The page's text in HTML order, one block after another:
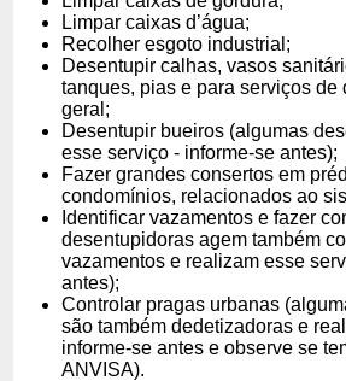
Limpar caixas d’água;
Recolher esgoto industrial;
Desentupir calhas, vasos
tanques, pias e para serviços de
geral;
Desentupir bueiros (algumas
esse serviço - informe-se antes);
Fazer grandes consertos em
condomínios, relacionados ao
Identificar vazamentos e fazer
desentupidoras agem também
vazamentos e realizam esse
antes);
Controlar pragas urbanas
são também dedetizadoras e
informe-se antes e observe se
ANVISA).